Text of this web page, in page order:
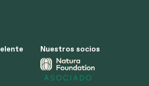
Nuestros socios